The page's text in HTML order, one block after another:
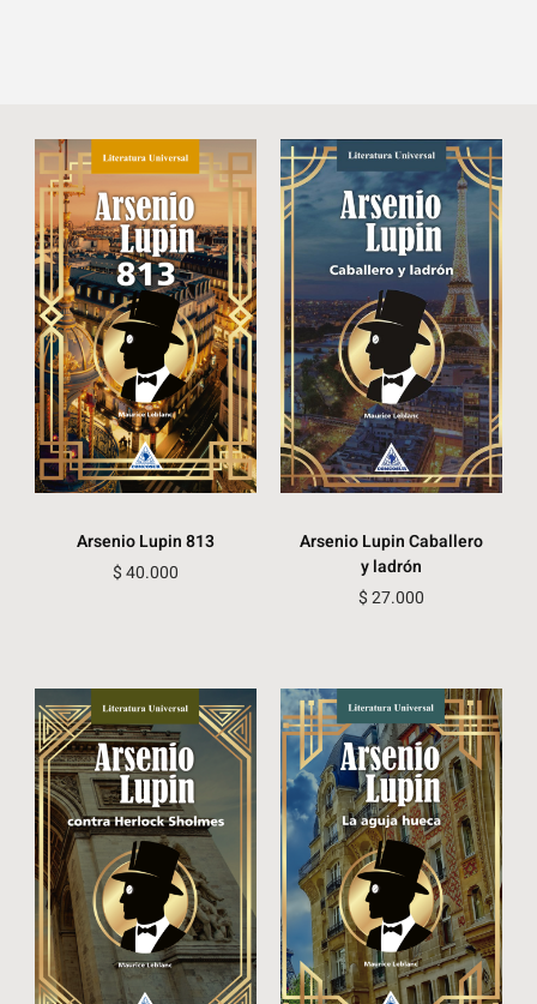
Arsenio Lupin 813
$40.000
Arsenio Lupin Caballero
y ladrón
$27.000